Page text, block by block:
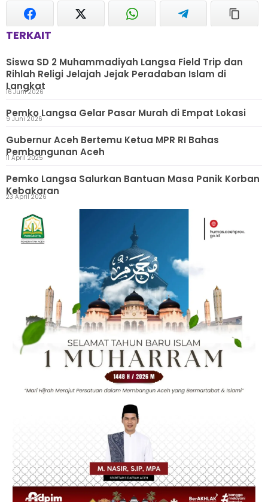
TERKAIT
Siswa SD 2 Muhammadiyah Langsa Field Trip dan
Rihlah Religi Jelajah Jejak Peradaban Islam di
Langkat
16 Juni 2026
Pemko Langsa Gelar Pasar Murah di Empat Lokasi
9 Juni 2026
Gubernur Aceh Bertemu Ketua MPR RI Bahas
Pembangunan Aceh
11 April 2025
Pemko Langsa Salurkan Bantuan Masa Panik Korban
Kebakaran
23 April 2026